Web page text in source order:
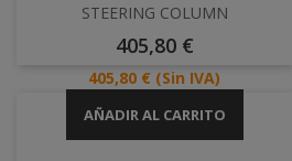
STEERING COLUMN
Precio
405,80 €
Precio
405,80 € (Sin IVA)
AÑADIR AL CARRITO